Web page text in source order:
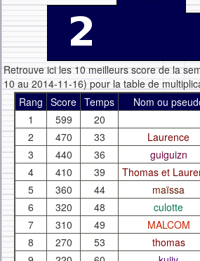
Retrouve ici les 10 meilleurs score de la
10 au 2014-11-16) pour la table de
Rang Score Temps Nom ou
1
599 20
2
470 33 Laurence
3
440 36 guiguizn
4
410 39 Thomas et
5
360 44 maïssa
6
320 48 culotte
7
310 49 MALCOM
8
270 53 thomas